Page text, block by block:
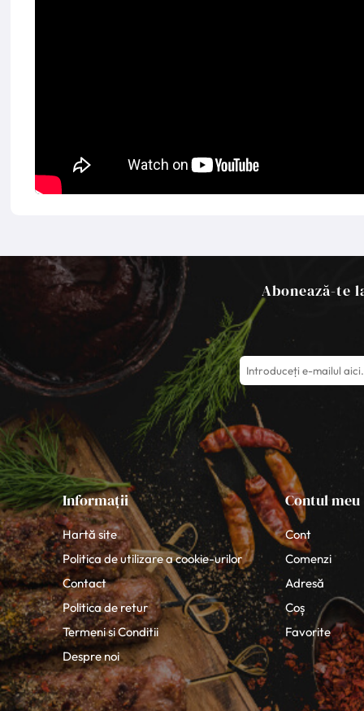
Abonează-te
Informații
Hartă site
Politica de utilizare a cookie-urilor
Contact
Politica de retur
Termeni si Conditii
Despre noi
Contul meu
Cont
Comenzi
Adresă
Coș
Favorite